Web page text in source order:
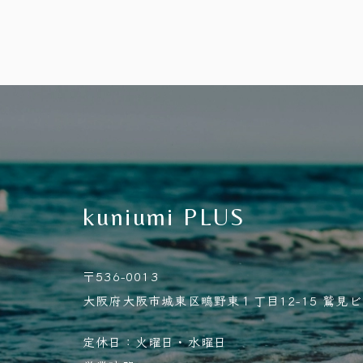
kuniumi PLUS
〒536-0013
大阪府大阪市城東区鴫野東１丁目12-15 鷲見
定休日：火曜日・水曜日